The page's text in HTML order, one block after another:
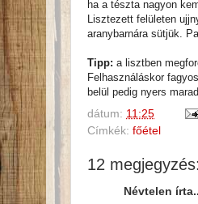
ha a tészta nagyon
Lisztezett felületen
aranybarnára sütjük.
Tipp: a lisztben
Felhasználáskor
belül pedig nyers marad.
dátum: 11:25
Címkék: főétel
12 megjegyzés:
Névtelen